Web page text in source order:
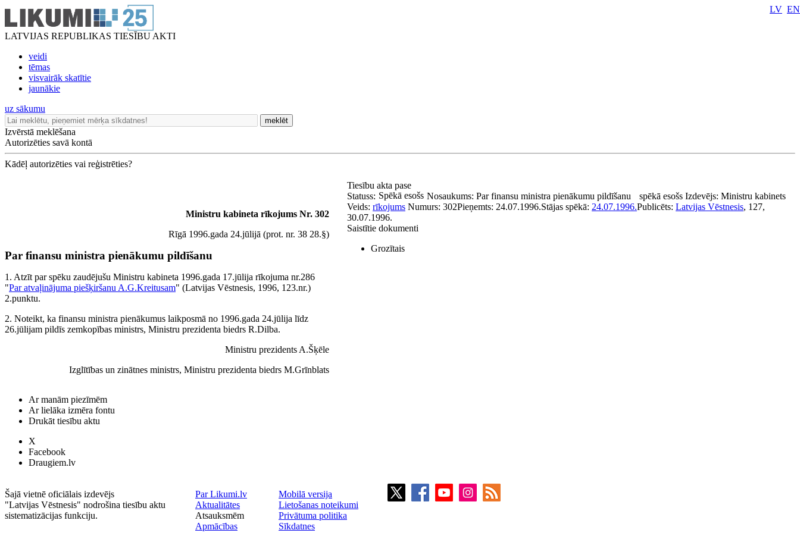
LATVIJAS REPUBLIKAS TIESĪBU AKTI
veidi
tēmas
visvairāk skatītie
jaunākie
LV EN
uz sākumu
meklēt
Izvērstā meklēšana
Autorizēties savā kontā
Kādēļ autorizēties vai reģistrēties?
Ministru kabineta rīkojums Nr. 302
Rīgā 1996.gada 24.jūlijā (prot. nr. 38 28.§)
Par finansu ministra pienākumu pildīšanu
1. Atzīt par spēku zaudējušu Ministru kabineta 1996.gada 17.jūlija rīkojuma nr.286
"Par atvaļinājuma piešķiršanu A.G.Kreitusam" (Latvijas Vēstnesis, 1996, 123.nr.)
2.punktu.
2. Noteikt, ka finansu ministra pienākumus laikposmā no 1996.gada 24.jūlija līdz
26.jūlijam pildīs zemkopības ministrs, Ministru prezidenta biedrs R.Dilba.
Ministru prezidents A.Šķēle
Izglītības un zinātnes ministrs, Ministru prezidenta biedrs M.Grīnblats
Tiesību akta pase
Nosaukums: Par finansu ministra pienākumu pildīšanu
Statuss: Spēkā esošs spēkā esošs Izdevējs: Ministru kabinets
Veids: rīkojums Numurs: 302Pieņemts: 24.07.1996.Stājas spēkā: 24.07.1996.Publicēts: Latvijas Vēstnesis, 127,
30.07.1996.
Saistītie dokumenti
Grozītais
Ar manām piezīmēm
Ar lielāka izmēra fontu
Drukāt tiesību aktu
X
Facebook
Draugiem.lv
Šajā vietnē oficiālais izdevējs
"Latvijas Vēstnesis" nodrošina tiesību aktu
sistematizācijas funkciju.
Par Likumi.lv
Aktualitātes
Atsauksmēm
Apmācības
Mobilā versija
Lietošanas noteikumi
Privātuma politika
Sīkdatnes